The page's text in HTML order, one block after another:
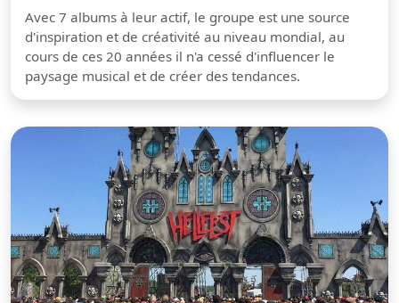
Avec 7 albums à leur actif, le groupe est une source
d'inspiration et de créativité au niveau mondial, au
cours de ces 20 années il n'a cessé d'influencer le
paysage musical et de créer des tendances.